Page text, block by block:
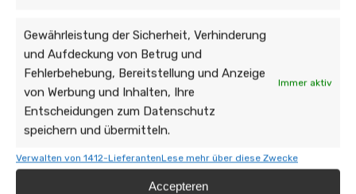
Gewährleistung der Sicherheit, Verhinderung
und Aufdeckung von Betrug und
Fehlerbehebung, Bereitstellung und Anzeige
von Werbung und Inhalten, Ihre
Entscheidungen zum Datenschutz
speichern und übermitteln.
Immer aktiv
Verwalten von 1412-LieferantenLese mehr über diese Zwecke
Accepteren
6 min leestijd